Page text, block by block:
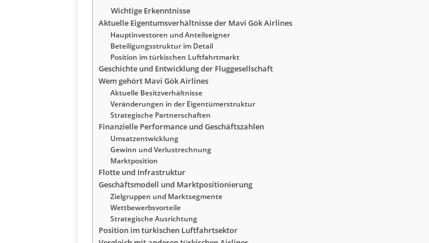
Wichtige Erkenntnisse
Aktuelle Eigentumsverhältnisse der Mavi Gök Airlines
Hauptinvestoren und Anteilseigner
Beteiligungsstruktur im Detail
Position im türkischen Luftfahrtmarkt
Geschichte und Entwicklung der Fluggesellschaft
Wem gehört Mavi Gök Airlines
Aktuelle Besitzverhältnisse
Veränderungen in der Eigentümerstruktur
Strategische Partnerschaften
Finanzielle Performance und Geschäftszahlen
Umsatzentwicklung
Gewinn und Verlustrechnung
Marktposition
Flotte und Infrastruktur
Geschäftsmodell und Marktpositionierung
Zielgruppen und Marktsegmente
Wettbewerbsvorteile
Strategische Ausrichtung
Position im türkischen Luftfahrtsektor